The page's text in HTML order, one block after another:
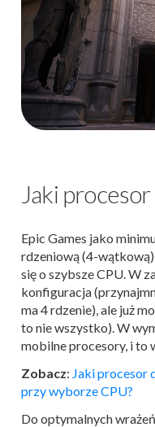
Jaki
Epic Games jako
rdzeniową (4-
się o szybsze CPU. W
konfiguracja
ma 4 rdzenie), ale już
to nie wszystko). W
mobilne procesory, i to
Zobacz: Jaki procesor
przy wyborze CPU?
Do optymalnych